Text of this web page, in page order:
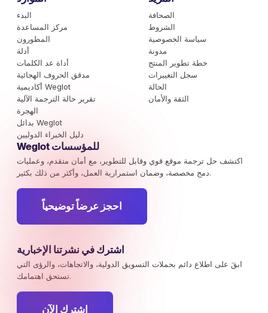
البدء
مركز المساعدة
المطورون
أدلة
أداة عد الكلمات
مدقق الحروف الهجائية
أكاديمية Weglot
تقرير حالة الترجمة الآلية
الهجرة
بدائل Weglot
دليل الخبراء الدوليين
الصحافة
الشروط
سياسة الخصوصية
مدونة
خطة تطوير المنتج
سجل التغييرات
الحالة
الثقة والأمان
Weglot للمؤسسات
اكتشف حل ترجمة موقع قوي وقابل للتطوير، مع أمان متقدم، وعمليات
دمج مخصصة، وضمان استمرارية العمل، وأكثر من ذلك بكثير.
احجز عرضاً توضيحياً
اشترك في نشرتنا الإخبارية
ابقَ على اطلاع دائم بحملات التسويق الدولية، والاتجاهات، والرؤى التي
تستحق اهتمامك.
اشترك الآن